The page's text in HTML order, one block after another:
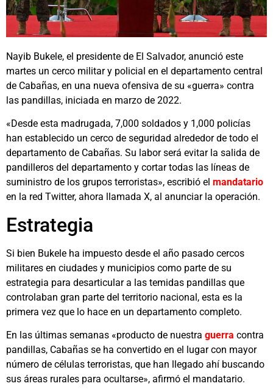
Nayib Bukele, el presidente de El Salvador, anunció este
martes un cerco militar y policial en el departamento central
de Cabañas, en una nueva ofensiva de su «guerra» contra
las pandillas, iniciada en marzo de 2022.
«Desde esta madrugada, 7,000 soldados y 1,000 policías
han establecido un cerco de seguridad alrededor de todo el
departamento de Cabañas. Su labor será evitar la salida de
pandilleros del departamento y cortar todas las líneas de
suministro de los grupos terroristas», escribió el mandatario
en la red Twitter, ahora llamada X, al anunciar la operación.
Estrategia
Si bien Bukele ha impuesto desde el año pasado cercos
militares en ciudades y municipios como parte de su
estrategia para desarticular a las temidas pandillas que
controlaban gran parte del territorio nacional, esta es la
primera vez que lo hace en un departamento completo.
En las últimas semanas «producto de nuestra guerra contra
pandillas, Cabañas se ha convertido en el lugar con mayor
número de células terroristas, que han llegado ahí buscando
sus áreas rurales para ocultarse», afirmó el mandatario.